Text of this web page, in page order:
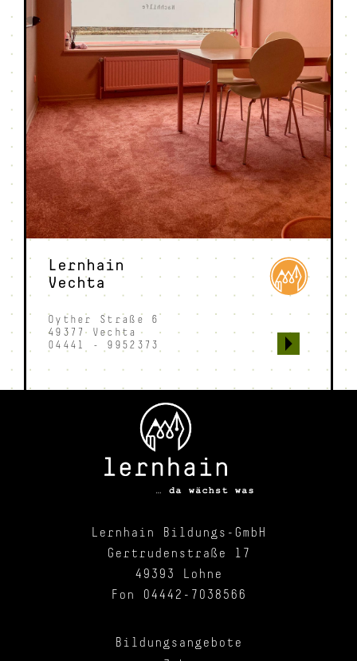
Lernhain
Vechta
Oyther Straße 6
49377 Vechta
04441 - 9952373
Lernhain Bildungs-GmbH
Gertrudenstraße 17
49393 Lohne
Fon 04442-7038566
Bildungsangebote